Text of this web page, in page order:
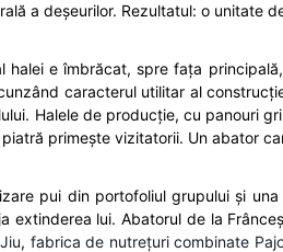
a deșeurilor. Rezultatul: o unitate
halei e îmbrăcat, spre fața
caracterul utilitar al
Halele de producție, cu panouri
primește vizitatorii. Un abator
pui din portofoliul grupului și
extinderea lui. Abatorul de la
, fabrica de nutrețuri combinate